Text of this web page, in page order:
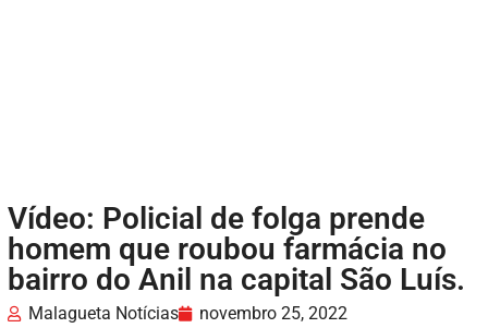
Vídeo: Policial de folga prende
homem que roubou farmácia no
bairro do Anil na capital São Luís.
Malagueta Notícias novembro 25, 2022